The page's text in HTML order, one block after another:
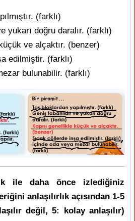
(farklı)
yukarı doğru daralır. (farklı)
ve alçaktır. (benzer)
edilmiştir. (farklı)
bulunabilir. (farklı)
ile daha önce izlediğiniz
anlaşılırlık açısından 1-5
değil, 5: kolay anlaşılır)